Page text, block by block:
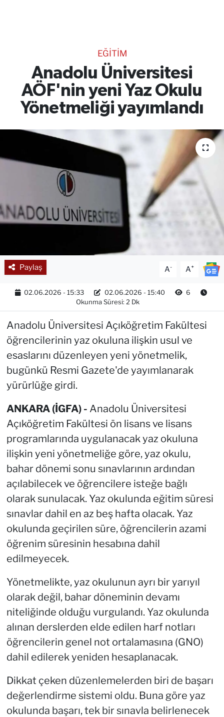
EĞİTİM
Anadolu Üniversitesi
AÖF'nin yeni Yaz Okulu
Yönetmeliği yayımlandı
Paylaş A- A+
02.06.2026 - 15:33 02.06.2026 - 15:40
6
Okunma Süresi: 2 Dk
Anadolu Üniversitesi Açıköğretim Fakültesi
öğrencilerinin yaz okuluna ilişkin usul ve
esaslarını düzenleyen yeni yönetmelik,
bugünkü Resmi Gazete'de yayımlanarak
yürürlüğe girdi.
ANKARA (İGFA) - Anadolu Üniversitesi
Açıköğretim Fakültesi ön lisans ve lisans
programlarında uygulanacak yaz okuluna
ilişkin yeni yönetmeliğe göre, yaz okulu,
bahar dönemi sonu sınavlarının ardından
açılabilecek ve öğrencilere isteğe bağlı
olarak sunulacak. Yaz okulunda eğitim süresi
sınavlar dahil en az beş hafta olacak. Yaz
okulunda geçirilen süre, öğrencilerin azami
öğrenim süresinin hesabına dahil
edilmeyecek.
Yönetmelikte, yaz okulunun ayrı bir yarıyıl
olarak değil, bahar döneminin devamı
niteliğinde olduğu vurgulandı. Yaz okulunda
alınan derslerden elde edilen harf notları
öğrencilerin genel not ortalamasına (GNO)
dahil edilerek yeniden hesaplanacak.
Dikkat çeken düzenlemelerden biri de başarı
değerlendirme sistemi oldu. Buna göre yaz
okulunda başarı, tek bir sınavla belirlenecek
RESMİ İLANLAR
Gencsesfm Canlı Dinle